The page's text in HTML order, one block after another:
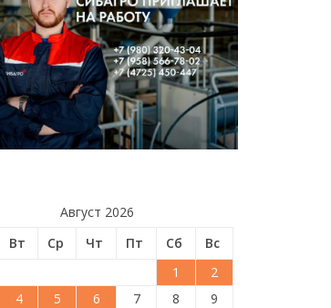
Август 2026
Вт Ср Чт Пт Сб
Вс
1
2
4 5 6 7 8
9